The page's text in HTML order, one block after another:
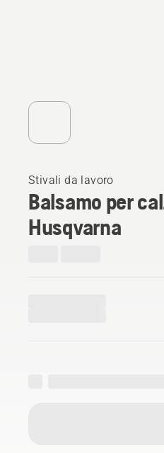
Stivali da lavoro
Balsamo per
Husqvarna